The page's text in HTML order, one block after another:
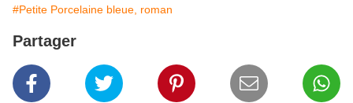
#Petite Porcelaine bleue, roman
Partager